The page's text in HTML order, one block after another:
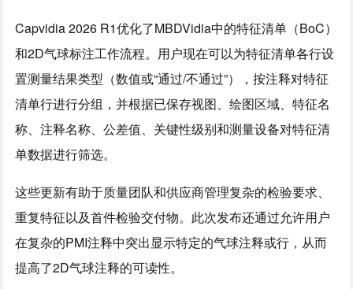
Capvidia 2026 R1优化了MBDVidia中的特征清单（BoC）
和2D气球标注工作流程。用户现在可以为特征清单各行设
置测量结果类型（数值或“通过/不通过”），按注释对特征
清单行进行分组，并根据已保存视图、绘图区域、特征名
称、注释名称、公差值、关键性级别和测量设备对特征清
单数据进行筛选。
这些更新有助于质量团队和供应商管理复杂的检验要求、
重复特征以及首件检验交付物。此次发布还通过允许用户
在复杂的PMI注释中突出显示特定的气球注释或行，从而
提高了2D气球注释的可读性。